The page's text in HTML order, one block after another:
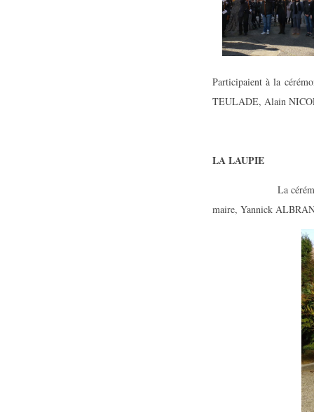
Participaient à la
TEULADE, Alain
LA LAUPIE
La cérémonie s'est
maire, Yannick